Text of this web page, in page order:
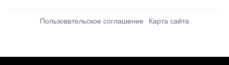
Пользовательское соглашение Карта сайта